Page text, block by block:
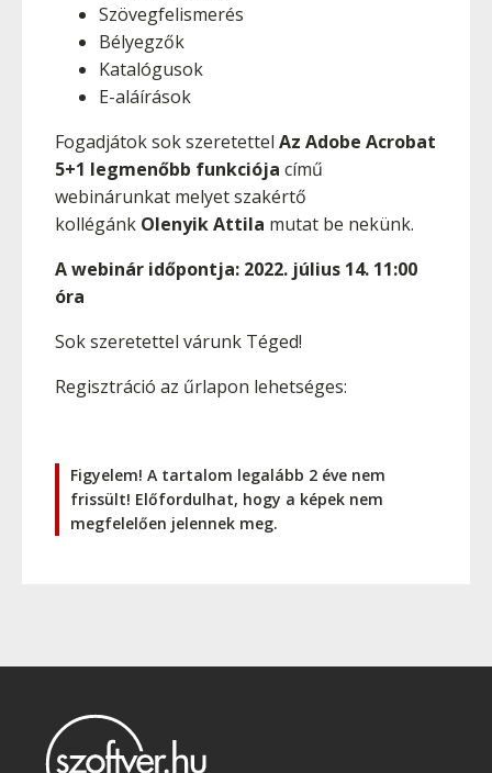
Szövegfelismerés
Bélyegzők
Katalógusok
E-aláírások
Fogadjátok sok szeretettel Az Adobe Acrobat
5+1 legmenőbb funkciója című
webinárunkat melyet szakértő
kollégánk Olenyik Attila mutat be nekünk.
A webinár időpontja: 2022. július 14. 11:00
óra
Sok szeretettel várunk Téged!
Regisztráció az űrlapon lehetséges:
Figyelem! A tartalom legalább 2 éve nem
frissült! Előfordulhat, hogy a képek nem
megfelelően jelennek meg.